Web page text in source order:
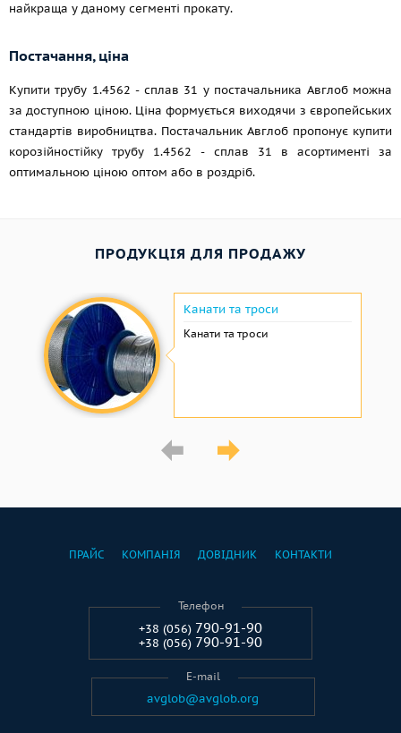
найкраща у даному сегменті прокату.
Постачання, ціна
Купити трубу 1.4562 - сплав 31 у постачальника Авглоб можна
за доступною ціною. Ціна формується виходячи з європейських
стандартів виробництва. Постачальник Авглоб пропонує купити
корозійностійку трубу 1.4562 - сплав 31 в асортименті за
оптимальною ціною оптом або в роздріб.
ПРОДУКЦІЯ ДЛЯ ПРОДАЖУ
Канати та троси
Канати та троси
ПРАЙС КОМПАНІЯ ДОВІДНИК КОНТАКТИ
Телефон
+38 (056) 790-91-90
+38 (056) 790-91-90
E-mail
avglob@avglob.org